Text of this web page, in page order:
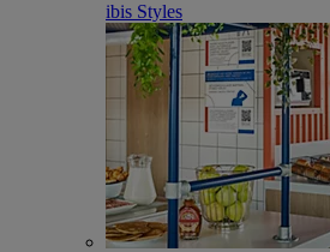
ibis Styles